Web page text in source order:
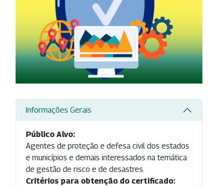
Informações Gerais
Público Alvo:
Agentes de proteção e defesa civil dos estados
e municípios e demais interessados na temática
de gestão de risco e de desastres.
Critérios para obtenção do certificado: